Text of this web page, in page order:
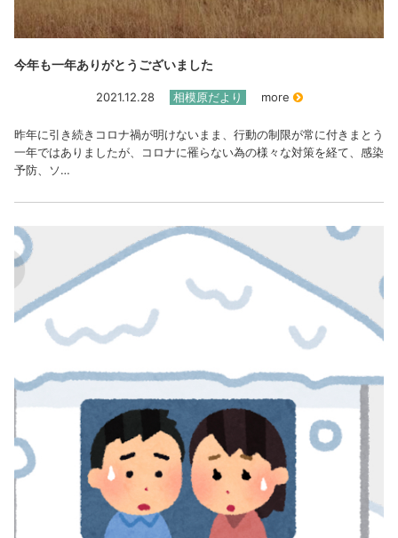
今年も一年ありがとうございました
2021.12.28 相模原だより more
昨年に引き続きコロナ禍が明けないまま、行動の制限が常に付きまとう
一年ではありましたが、コロナに罹らない為の様々な対策を経て、感染
予防、ソ…